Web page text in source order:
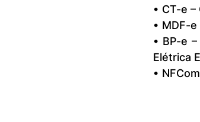
• CT-e
• MDF-
• BP-e
Elétrica
•